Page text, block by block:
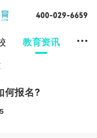
教育资讯 ...
何报名?